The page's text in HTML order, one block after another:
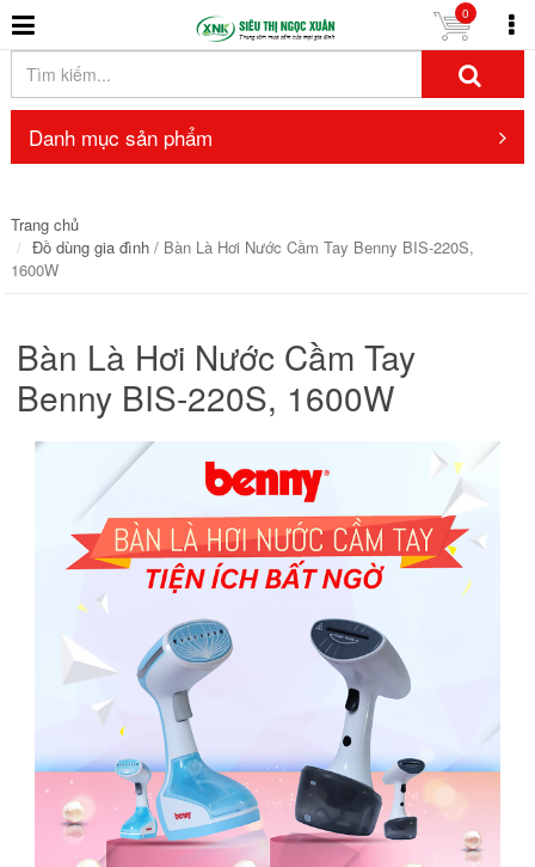
0
Danh mục sản phẩm
Trang chủ
Đồ dùng gia đình/ Bàn Là Hơi Nước Cầm Tay Benny BIS-220S,
1600W
Bàn Là Hơi Nước Cầm Tay
Benny BIS-220S, 1600W